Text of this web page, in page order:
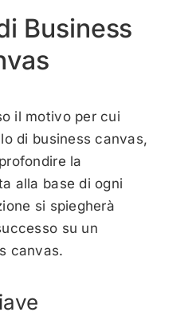
Business
il motivo per cui
di business canvas,
la
alla base di ogni
si spiegherà
su un
canvas.